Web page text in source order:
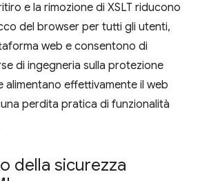
e la rimozione di XSLT riducono
del browser per tutti gli utenti,
web e consentono di
di ingegneria sulla protezione
alimentano effettivamente il web
perdita pratica di funzionalità
della sicurezza